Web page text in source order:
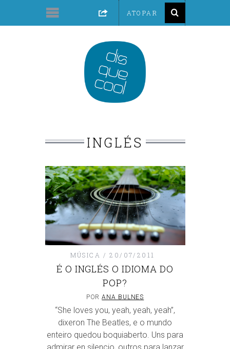
INGLÉS
MÚSICA 20/07/2011
É O INGLÉS O IDIOMA DO
POP?
PORANA BULNES
“She loves you, yeah, yeah, yeah”,
dixeron The Beatles, e o mundo
enteiro quedou boquiaberto. Uns para